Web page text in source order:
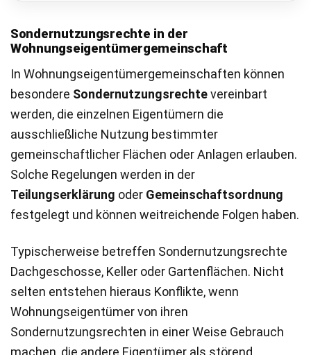
Sondernutzungsrechte in der
Wohnungseigentümergemeinschaft
In Wohnungseigentümergemeinschaften können
besondere Sondernutzungsrechtevereinbart
werden, die einzelnen Eigentümern die
ausschließliche Nutzung bestimmter
gemeinschaftlicher Flächen oder Anlagen erlauben.
Solche Regelungen werden in der
Teilungserklärung oder Gemeinschaftsordnung
festgelegt und können weitreichende Folgen haben.
Typischerweise betreffen Sondernutzungsrechte
Dachgeschosse, Keller oder Gartenflächen. Nicht
selten entstehen hieraus Konflikte, wenn
Wohnungseigentümer von ihren
Sondernutzungsrechten in einer Weise Gebrauch
machen, die andere Eigentümer als störend